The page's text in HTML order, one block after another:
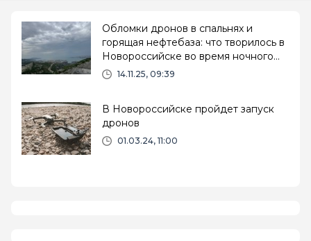
Обломки дронов в спальнях и
горящая нефтебаза: что творилось в
Новороссийске во время ночного
налета14.11.25, 09:39
В Новороссийске пройдет запуск
дронов
01.03.24, 11:00